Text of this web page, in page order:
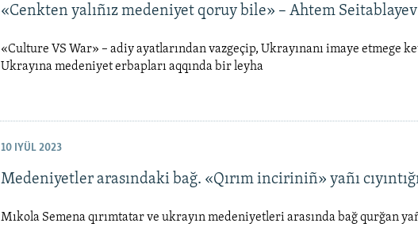
«Cenkten yalıñız medeniyet qoruy bile» – Ahtem Seitablayev
«Culture VS War» – adiy ayatlarından vazgeçip, Ukrayınanı imaye etmege
Ukrayına medeniyet erbapları aqqında bir leyha
10 IYÜL 2023
Medeniyetler arasındaki bağ. «Qırım inciriniñ» yañı
Mıkola Semena qırımtatar ve ukrayın medeniyetleri arasında bağ qurğan